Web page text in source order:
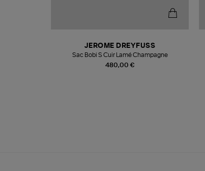
480,00 €
JEROME DREYFUSS
Sac Bobi S Cuir Lamé Champagne